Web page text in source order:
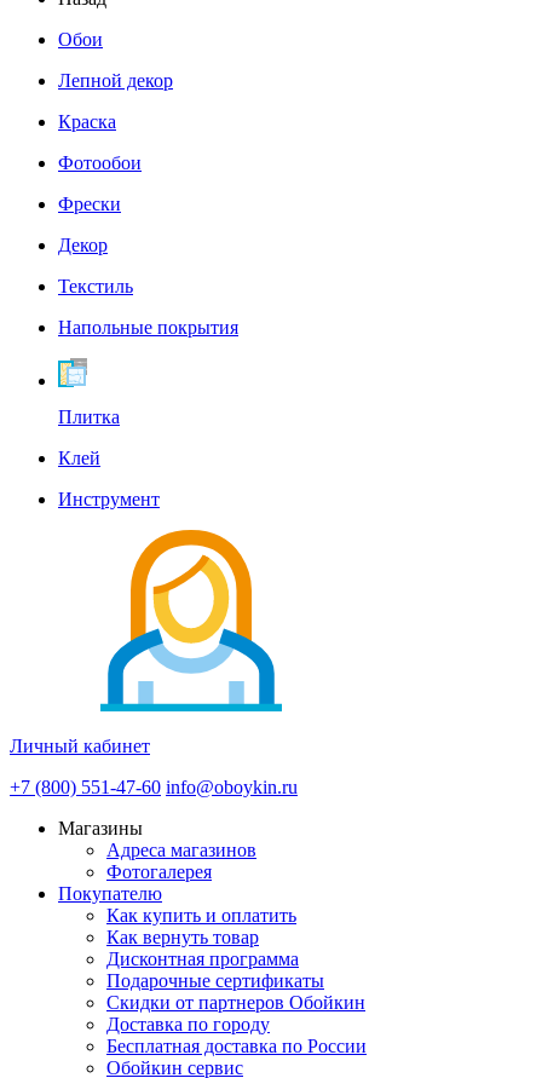
Обои
Лепной декор
Краска
Фотообои
Фрески
Декор
Текстиль
Напольные покрытия
Плитка
Клей
Инструмент
Личный кабинет
+7 (800) 551-47-60 info@oboykin.ru
Магазины
Адреса магазинов
Фотогалерея
Покупателю
Как купить и оплатить
Как вернуть товар
Дисконтная программа
Подарочные сертификаты
Скидки от партнеров Обойкин
Доставка по городу
Бесплатная доставка по России
Обойкин сервис